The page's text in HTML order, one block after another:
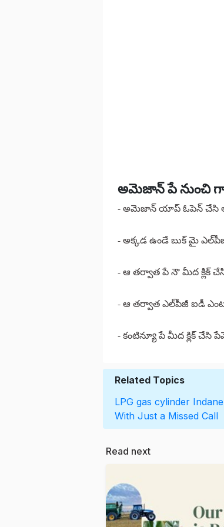
అమెజాన్ పే నుంచి
- అమెజాన్ యాప్ ఓపెన్ చేసి
- అక్కడ ఉండే బుక్ మై
- ఆ తర్వాత పే నౌ మీద క్లిక్
- ఆ తర్వాత ఎల్‌పీజీ ఐడీ
- కంటిన్యూ పే మీద క్లిక్ చేసి
Related Topics
LPG gas cylinder
With Just a Missed Call
Read next